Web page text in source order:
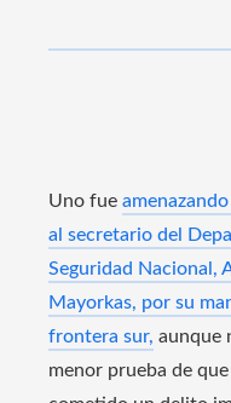
Uno fue
al secretario del
Seguridad Nacional,
Mayorkas, por su
frontera sur, aunque
menor prueba de que